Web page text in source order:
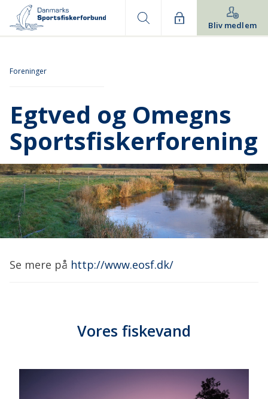
Bliv medlem
Foreninger
Egtved og Omegns
Sportsfiskerforening
Se mere på http://www.eosf.dk/
Vores fiskevand